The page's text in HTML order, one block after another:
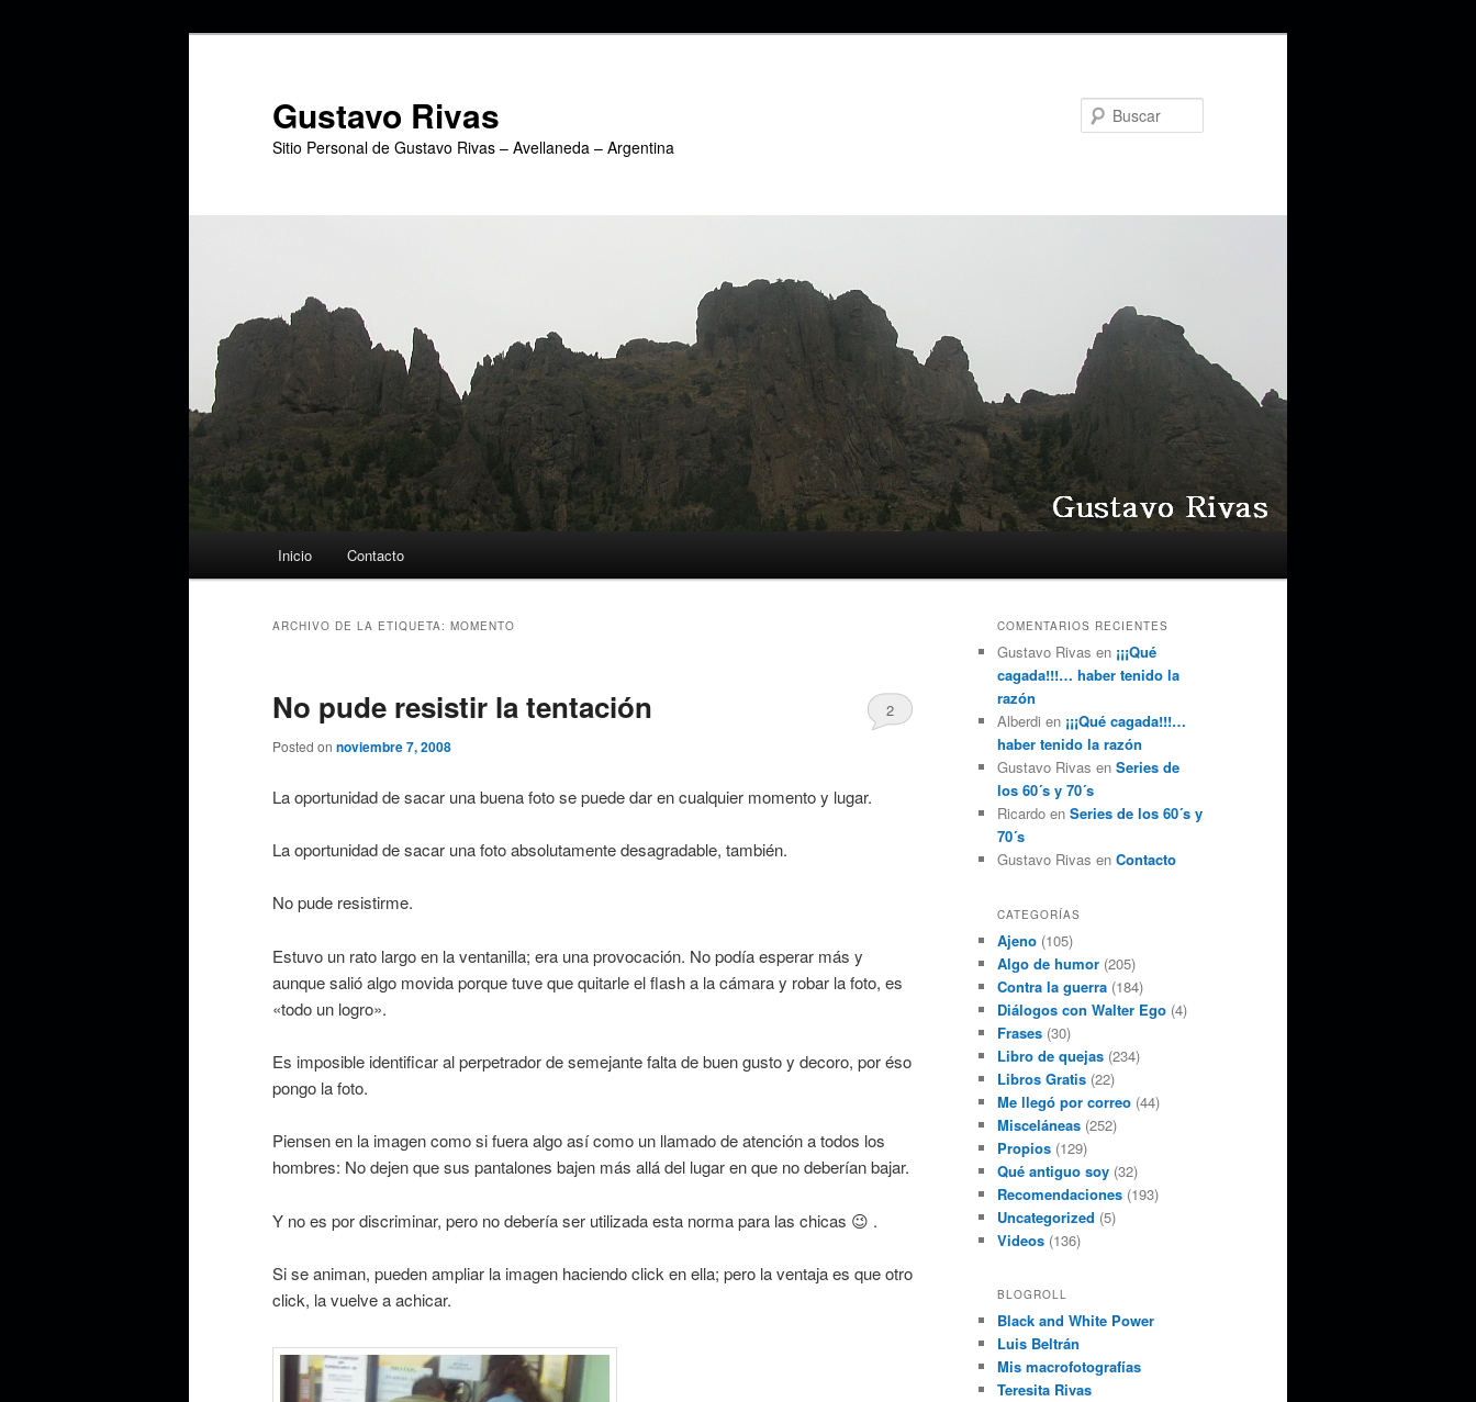
Gustavo Rivas
Sitio Personal de Gustavo Rivas – Avellaneda – Argentina
Inicio Contacto
ARCHIVO DE LA ETIQUETA: MOMENTO
No pude resistir la tentación
Posted on noviembre 7, 2008
2
La oportunidad de sacar una buena foto se puede dar en cualquier momento y lugar.
La oportunidad de sacar una foto absolutamente desagradable, también.
No pude resistirme.
Estuvo un rato largo en la ventanilla; era una provocación. No podía esperar más y
aunque salió algo movida porque tuve que quitarle el flash a la cámara y robar la foto, es
«todo un logro».
Es imposible identificar al perpetrador de semejante falta de buen gusto y decoro, por éso
pongo la foto.
Piensen en la imagen como si fuera algo así como un llamado de atención a todos los
hombres: No dejen que sus pantalones bajen más allá del lugar en que no deberían bajar.
Y no es por discriminar, pero no debería ser utilizada esta norma para las chicas 😉 .
Si se animan, pueden ampliar la imagen haciendo click en ella; pero la ventaja es que otro
click, la vuelve a achicar.
COMENTARIOS RECIENTES
Gustavo Rivas en ¡¡¡Qué
cagada!!!… haber tenido la
razón
Alberdi en ¡¡¡Qué cagada!!!…
haber tenido la razón
Gustavo Rivas en Series de
los 60´s y 70´s
Ricardo en Series de los 60´s y
70´s
Gustavo Rivas en Contacto
CATEGORÍAS
Ajeno (105)
Algo de humor (205)
Contra la guerra (184)
Diálogos con Walter Ego (4)
Frases (30)
Libro de quejas (234)
Libros Gratis (22)
Me llegó por correo (44)
Misceláneas (252)
Propios (129)
Qué antiguo soy (32)
Recomendaciones (193)
Uncategorized (5)
Videos (136)
BLOGROLL
Black and White Power
Luis Beltrán
Mis macrofotografías
Teresita Rivas